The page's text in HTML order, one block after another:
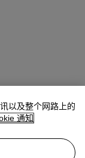
以及整个网路上的
通知